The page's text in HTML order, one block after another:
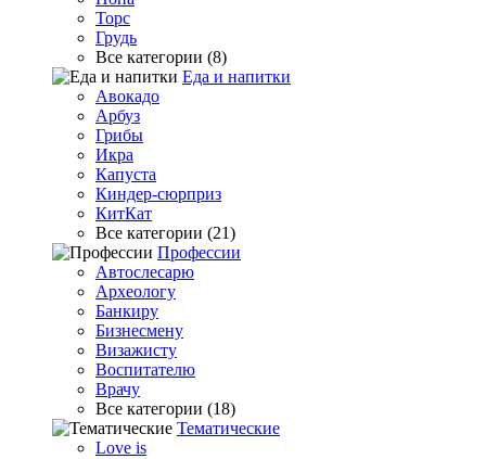
Торс
Грудь
Все категории (8)
Еда и напитки
Авокадо
Арбуз
Грибы
Икра
Капуста
Киндер-сюрприз
КитКат
Все категории (21)
Профессии
Автослесарю
Археологу
Банкиру
Бизнесмену
Визажисту
Воспитателю
Врачу
Все категории (18)
Тематические
Love is